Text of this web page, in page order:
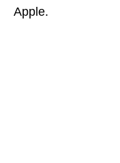
Apple.